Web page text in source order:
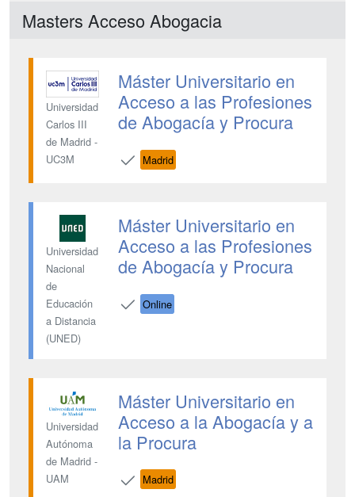
Masters Acceso Abogacia
Universidad
Carlos III
de Madrid -
UC3M
Máster Universitario en
Acceso a las Profesiones
de Abogacía y Procura
Madrid
Universidad
Nacional
de
Educación
a Distancia
(UNED)
Máster Universitario en
Acceso a las Profesiones
de Abogacía y Procura
Online
Universidad
Autónoma
de Madrid -
UAM
Máster Universitario en
Acceso a la Abogacía y a
la Procura
Madrid